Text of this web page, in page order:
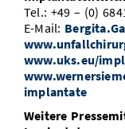
Tel.: +49 – (0)
E-Mail:
www.uks.eu/
implantate
Weitere